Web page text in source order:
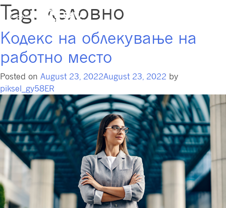
Tag: деловно
Кодекс на облекување на
работно место
Posted on August 23, 2022August 23, 2022 by
piksel_gy58ER